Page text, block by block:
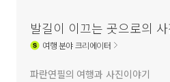
발길이 이끄는 곳으로의
여행분야 크리에이터
파란연필의 여행과 사진이야기